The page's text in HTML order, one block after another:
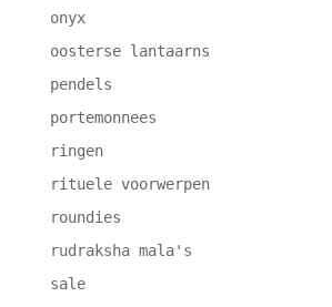
onyx
oosterse lantaarns
pendels
portemonnees
ringen
rituele voorwerpen
roundies
rudraksha mala's
sale